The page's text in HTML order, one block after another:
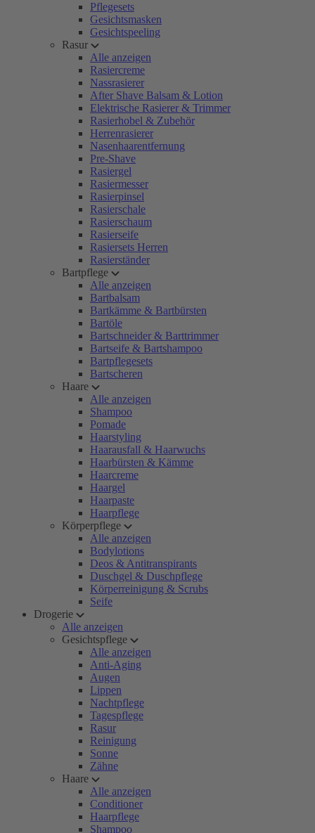
Pflegesets
Gesichtsmasken
Gesichtspeeling
Rasur
Alle anzeigen
Rasiercreme
Nassrasierer
After Shave Balsam & Lotion
Elektrische Rasierer & Trimmer
Rasierhobel & Zubehör
Herrenrasierer
Nasenhaarentfernung
Pre-Shave
Rasiergel
Rasiermesser
Rasierpinsel
Rasierschale
Rasierschaum
Rasierseife
Rasiersets Herren
Rasierständer
Bartpflege
Alle anzeigen
Bartbalsam
Bartkämme & Bartbürsten
Bartöle
Bartschneider & Barttrimmer
Bartseife & Bartshampoo
Bartpflegesets
Bartscheren
Haare
Alle anzeigen
Shampoo
Pomade
Haarstyling
Haarausfall & Haarwuchs
Haarbürsten & Kämme
Haarcreme
Haargel
Haarpaste
Haarpflege
Körperpflege
Alle anzeigen
Bodylotions
Deos & Antitranspirants
Duschgel & Duschpflege
Körperreinigung & Scrubs
Seife
Drogerie
Alle anzeigen
Gesichtspflege
Alle anzeigen
Anti-Aging
Augen
Lippen
Nachtpflege
Tagespflege
Rasur
Reinigung
Sonne
Zähne
Haare
Alle anzeigen
Conditioner
Haarpflege
Shampoo